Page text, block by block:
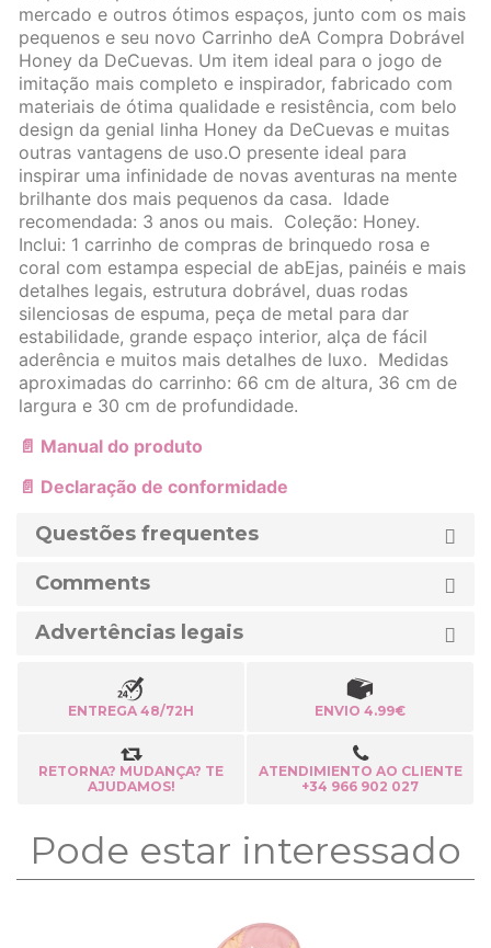
mercado e outros ótimos espaços, junto com os mais
pequenos e seu novo Carrinho deA Compra Dobrável
Honey da DeCuevas. Um item ideal para o jogo de
imitação mais completo e inspirador, fabricado com
materiais de ótima qualidade e resistência, com belo
design da genial linha Honey da DeCuevas e muitas
outras vantagens de uso.O presente ideal para
inspirar uma infinidade de novas aventuras na mente
brilhante dos mais pequenos da casa. Idade
recomendada: 3 anos ou mais. Coleção: Honey.
Inclui: 1 carrinho de compras de brinquedo rosa e
coral com estampa especial de abEjas, painéis e mais
detalhes legais, estrutura dobrável, duas rodas
silenciosas de espuma, peça de metal para dar
estabilidade, grande espaço interior, alça de fácil
aderência e muitos mais detalhes de luxo. Medidas
aproximadas do carrinho: 66 cm de altura, 36 cm de
largura e 30 cm de profundidade.
📄 Manual do produto
📄 Declaração de conformidade
Questões frequentes
Comments
Advertências legais
ENTREGA 48/72H ENVIO 4.99€
RETORNA? MUDANÇA? TE
AJUDAMOS!
ATENDIMIENTO AO CLIENTE
+34 966 902 027
Pode estar interessado